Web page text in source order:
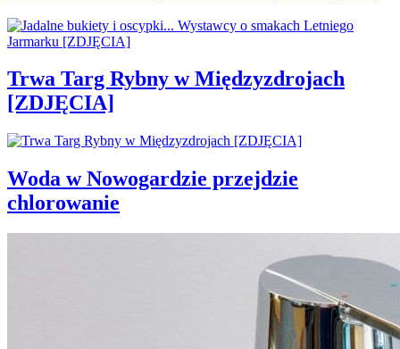
Trwa Targ Rybny w Międzyzdrojach
[ZDJĘCIA]
Woda w Nowogardzie przejdzie
chlorowanie